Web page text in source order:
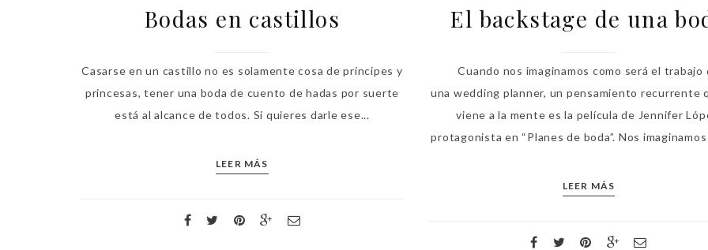
Bodas en castillos
Casarse en un castillo no es solamente cosa de príncipes y
princesas, tener una boda de cuento de hadas por suerte
está al alcance de todos. Si quieres darle ese...
LEER MÁS
El backstage de una
Cuando nos imaginamos como será el trabajo
una wedding planner, un pensamiento recurrente
viene a la mente es la película de Jennifer
protagonista en “Planes de boda”. Nos imaginamos
LEER MÁS